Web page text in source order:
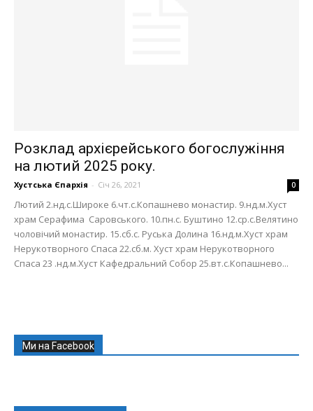
Розклад архієрейського богослужіння
на лютий 2025 року.
Хустська Єпархія - Січ 26, 2021 0
Лютий 2.нд.с.Широке 6.чт.с.Копашнево монастир. 9.нд.м.Хуст
храм Серафима Саровського. 10.пн.с. Буштино 12.ср.с.Велятино
чоловічий монастир. 15.сб.с. Руська Долина 16.нд.м.Хуст храм
Нерукотворного Спаса 22.сб.м. Хуст храм Нерукотворного
Спаса 23 .нд.м.Хуст Кафедральний Собор 25.вт.с.Копашнево...
Ми на Facebook